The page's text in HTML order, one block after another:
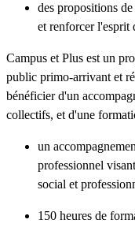
des propositions
et renforcer l'esprit
Campus et Plus est un
public primo-arrivant et
bénéficier d'un
collectifs, et d'une
un
professionnel
social et
150 heures de